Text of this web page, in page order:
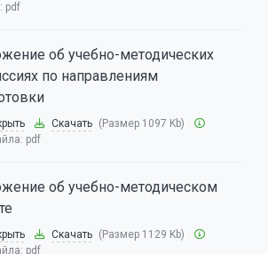
pdf
об учебно-методических
по направлениям
Скачать (Размер 1097 Kb)
pdf
об учебно-методическом
Скачать (Размер 1129 Kb)
pdf